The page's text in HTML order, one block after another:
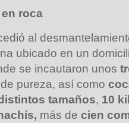
roca
al
ubicado en un
se incautaron unos
pureza, así como
tamaños, 10
más de cien